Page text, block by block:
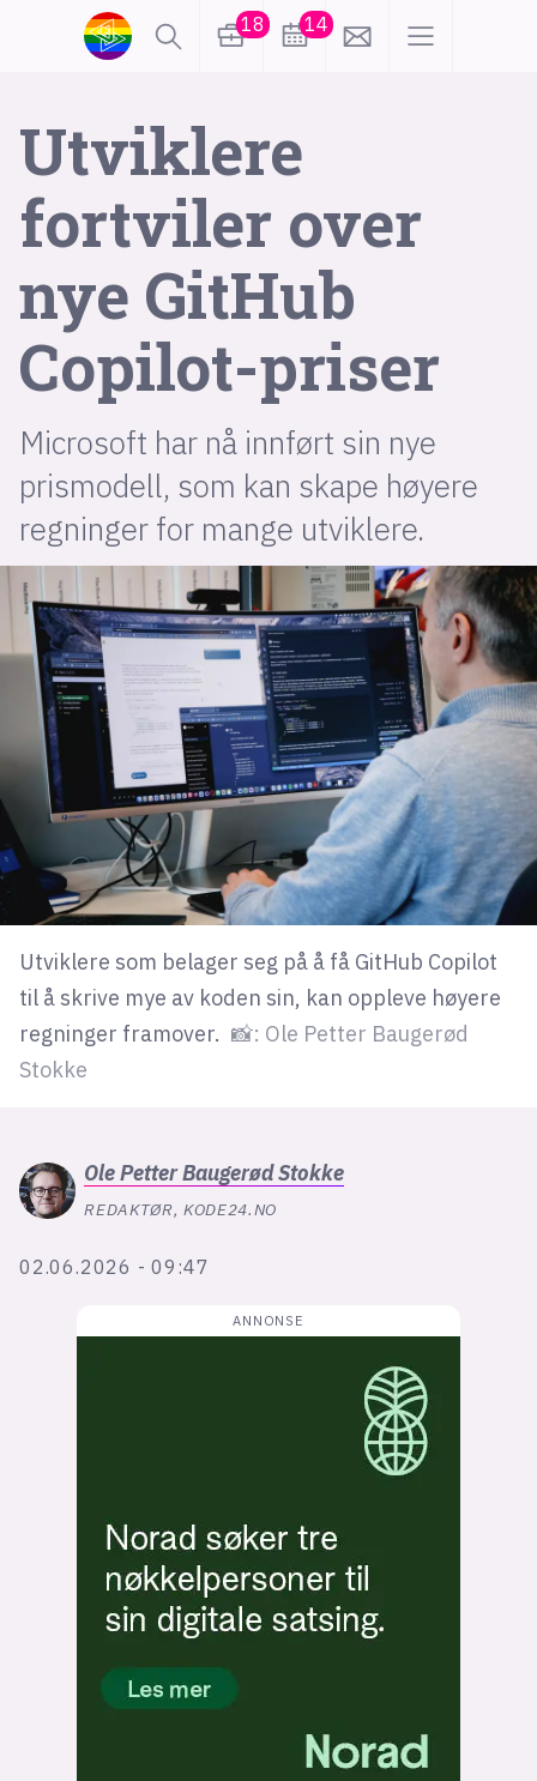
18 14
Utviklere
fortviler over
nye GitHub
Copilot-priser
Microsoft har nå innført sin nye
prismodell, som kan skape høyere
regninger for mange utviklere.
Utviklere som belager seg på å få GitHub Copilot
til å skrive mye av koden sin, kan oppleve høyere
regninger framover. 📸: Ole Petter Baugerød
Stokke
Ole PetterBaugerød Stokke
REDAKTØR, KODE24.NO
02.06.2026 - 09:47
lønn
karriere
meninger
utdanning sikkerhet
frontend
backend
devops
IoT
design
tilgjengelighet
ukas koder
hobby
lys modus
mørk modus
nyhetsbrev
kode24-klubben
LinkedIn
Bluesky
Facebook
annonsepriser
annonseguide
suksesshistorier
Bli firmapartner